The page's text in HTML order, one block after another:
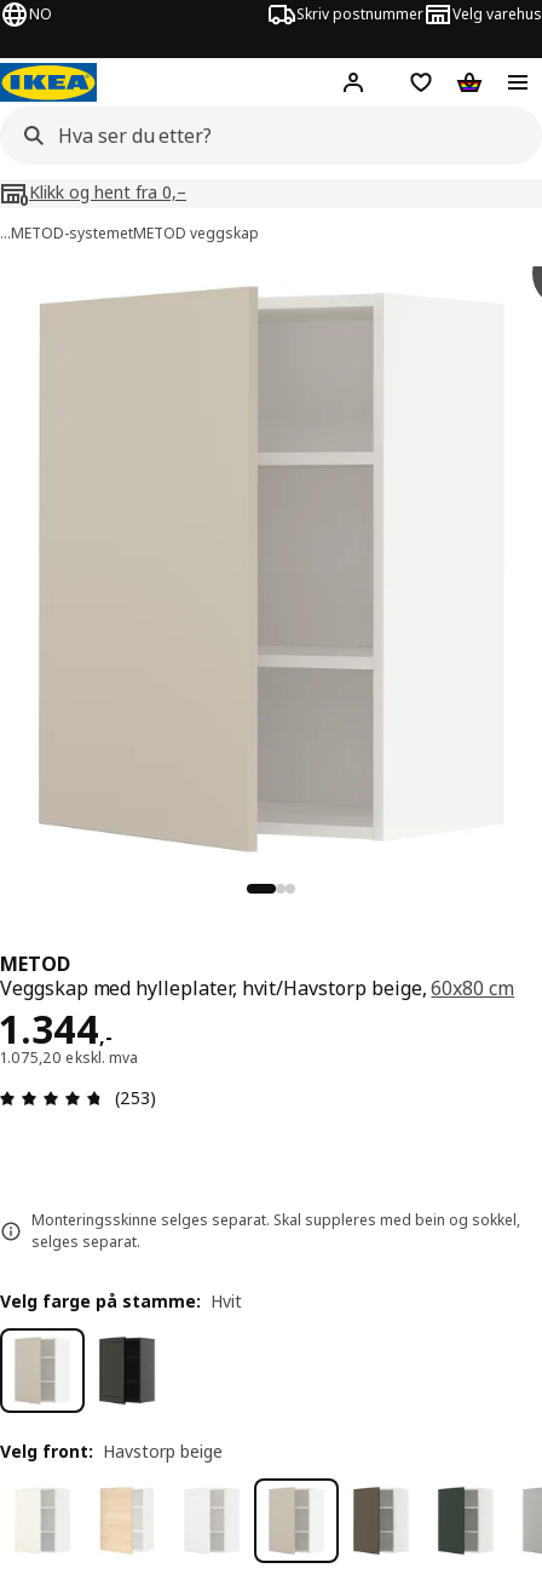
NO Skriv postnummer Velg varehus
Hej! Logg innHuskeliste
Klikk og hent fra 0,–
…METOD-systemetMETOD veggskap
bilder
METOD
Veggskap med hylleplater, hvit/Havstorp beige,60x80 cm
1.344,-
Pris 1344,-
1.075,20 ekskl. mva
Produktomtale: 4.7 ingen kundevurdering 5
(253)
Monteringsskinne selges separat. Skal suppleres med bein og sokkel,
selges separat.
Velg farge på stamme: Hvit
Velg front: Havstorp beige